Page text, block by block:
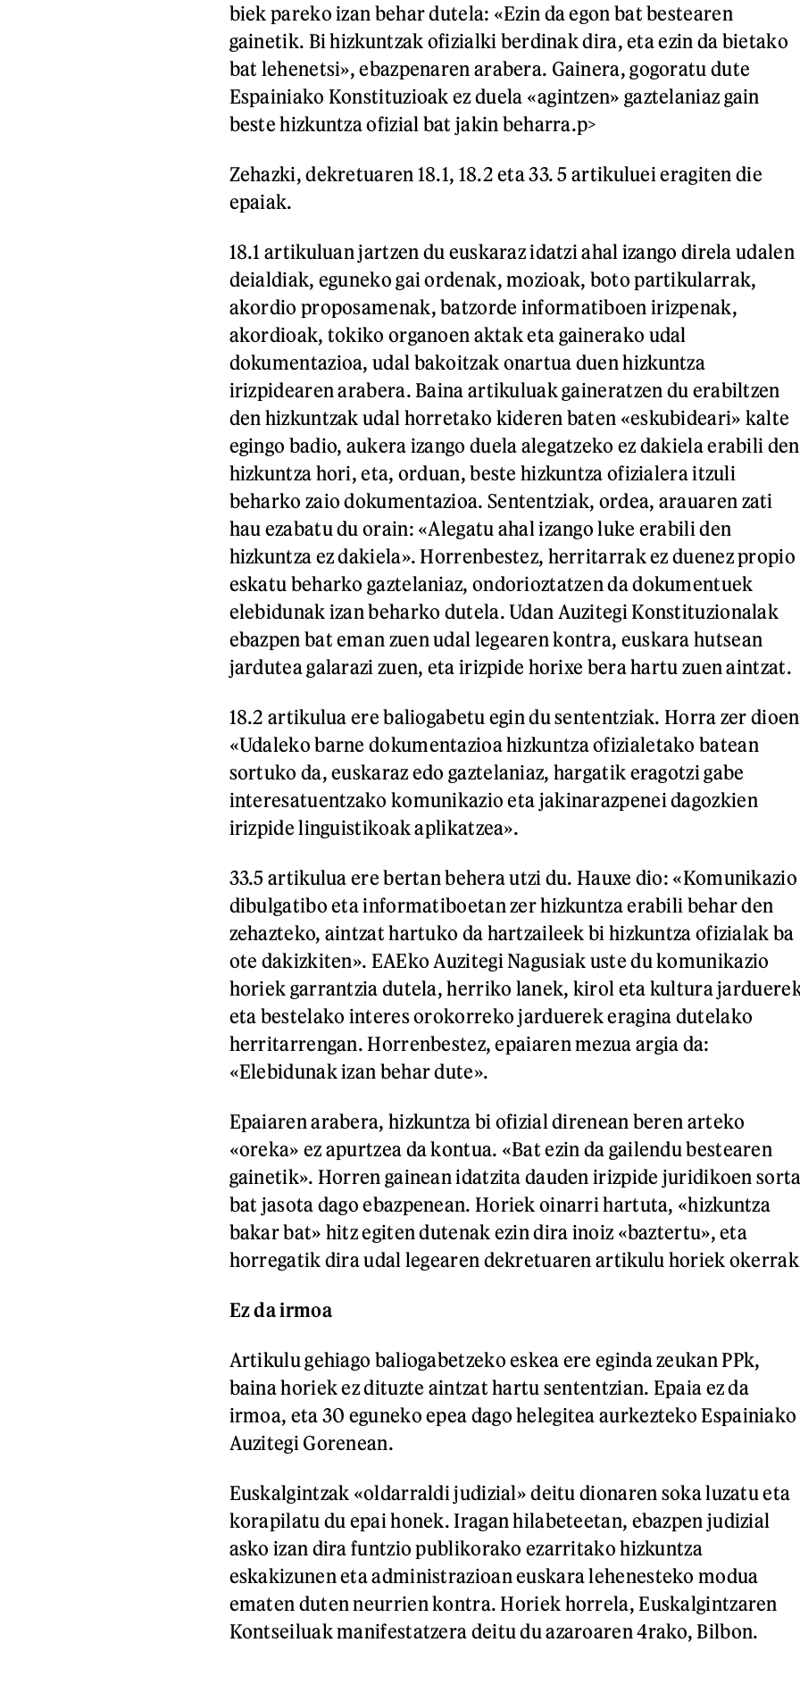
biek pareko izan behar dutela: «Ezin da egon bat bestearen
gainetik. Bi hizkuntzak ofizialki berdinak dira, eta ezin da bietako
bat lehenetsi», ebazpenaren arabera. Gainera, gogoratu dute
Espainiako Konstituzioak ez duela «agintzen» gaztelaniaz gain
beste hizkuntza ofizial bat jakin beharra.p>
Zehazki, dekretuaren 18.1, 18.2 eta 33. 5 artikuluei eragiten die
epaiak.
18.1 artikuluan jartzen du euskaraz idatzi ahal izango direla udalen
deialdiak, eguneko gai ordenak, mozioak, boto partikularrak,
akordio proposamenak, batzorde informatiboen irizpenak,
akordioak, tokiko organoen aktak eta gainerako udal
dokumentazioa, udal bakoitzak onartua duen hizkuntza
irizpidearen arabera. Baina artikuluak gaineratzen du erabiltzen
den hizkuntzak udal horretako kideren baten «eskubideari» kalte
egingo badio, aukera izango duela alegatzeko ez dakiela erabili den
hizkuntza hori, eta, orduan, beste hizkuntza ofizialera itzuli
beharko zaio dokumentazioa. Sententziak, ordea, arauaren zati
hau ezabatu du orain: «Alegatu ahal izango luke erabili den
hizkuntza ez dakiela». Horrenbestez, herritarrak ez duenez propio
eskatu beharko gaztelaniaz, ondorioztatzen da dokumentuek
elebidunak izan beharko dutela. Udan Auzitegi Konstituzionalak
ebazpen bat eman zuen udal legearen kontra, euskara hutsean
jardutea galarazi zuen, eta irizpide horixe bera hartu zuen aintzat.
18.2 artikulua ere baliogabetu egin du sententziak. Horra zer
«Udaleko barne dokumentazioa hizkuntza ofizialetako batean
sortuko da, euskaraz edo gaztelaniaz, hargatik eragotzi gabe
interesatuentzako komunikazio eta jakinarazpenei dagozkien
irizpide linguistikoak aplikatzea».
33.5 artikulua ere bertan behera utzi du. Hauxe dio: «Komunikazio
dibulgatibo eta informatiboetan zer hizkuntza erabili behar den
zehazteko, aintzat hartuko da hartzaileek bi hizkuntza ofizialak ba
ote dakizkiten». EAEko Auzitegi Nagusiak uste du komunikazio
horiek garrantzia dutela, herriko lanek, kirol eta kultura
eta bestelako interes orokorreko jarduerek eragina dutelako
herritarrengan. Horrenbestez, epaiaren mezua argia da:
«Elebidunak izan behar dute».
Epaiaren arabera, hizkuntza bi ofizial direnean beren arteko
«oreka» ez apurtzea da kontua. «Bat ezin da gailendu bestearen
gainetik». Horren gainean idatzita dauden irizpide juridikoen sorta
bat jasota dago ebazpenean. Horiek oinarri hartuta, «hizkuntza
bakar bat» hitz egiten dutenak ezin dira inoiz «baztertu», eta
horregatik dira udal legearen dekretuaren artikulu horiek
Ez da irmoa
Artikulu gehiago baliogabetzeko eskea ere eginda zeukan PPk,
baina horiek ez dituzte aintzat hartu sententzian. Epaia ez da
irmoa, eta 30 eguneko epea dago helegitea aurkezteko Espainiako
Auzitegi Gorenean.
Euskalgintzak «oldarraldi judizial» deitu dionaren soka luzatu eta
korapilatu du epai honek. Iragan hilabeteetan, ebazpen judizial
asko izan dira funtzio publikorako ezarritako hizkuntza
eskakizunen eta administrazioan euskara lehenesteko modua
ematen duten neurrien kontra. Horiek horrela, Euskalgintzaren
Kontseiluak manifestatzera deitu du azaroaren 4rako, Bilbon.